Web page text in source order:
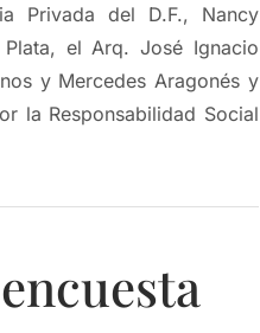
Privada del D.F., Nancy
el Arq. José Ignacio
y Mercedes Aragonés y
la Responsabilidad Social